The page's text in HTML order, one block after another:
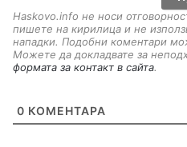
Haskovo.info не носи
пишете на кирилица и не
нападки. Подобни коментари
Можете да докладвате за
формата за контакт в сайта.
0 КОМЕНТАРА